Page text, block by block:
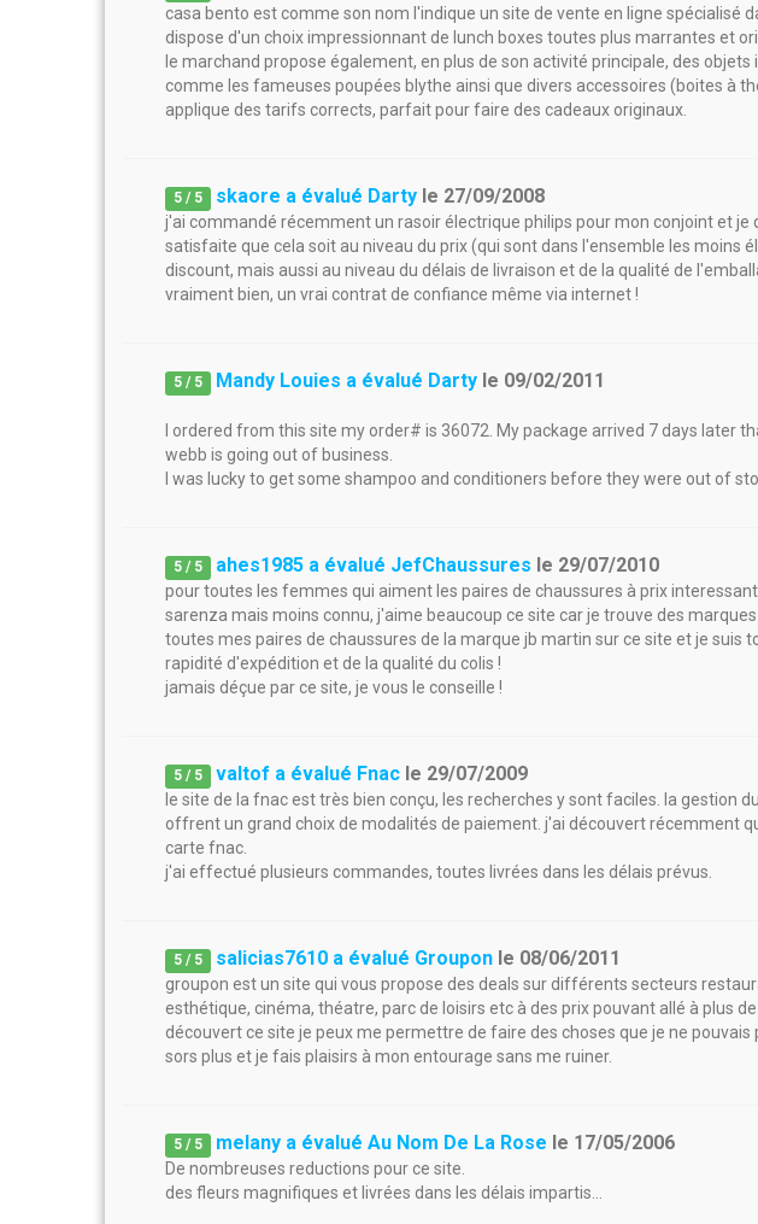
casa bento est comme son nom l'indique un site de vente en ligne spécialisé
dispose d'un choix impressionnant de lunch boxes toutes plus marrantes et
le marchand propose également, en plus de son activité principale, des objets
comme les fameuses poupées blythe ainsi que divers accessoires (boites à
applique des tarifs corrects, parfait pour faire des cadeaux originaux.
5 / 5 skaore a évalué Darty le 27/09/2008
j'ai commandé récemment un rasoir électrique philips pour mon conjoint et je
satisfaite que cela soit au niveau du prix (qui sont dans l'ensemble les moins
discount, mais aussi au niveau du délais de livraison et de la qualité de
vraiment bien, un vrai contrat de confiance même via internet !
5 / 5 Mandy Louies a évalué Darty le 09/02/2011
I ordered from this site my order# is 36072. My package arrived 7 days later
webb is going out of business.
I was lucky to get some shampoo and conditioners before they were out of
5 / 5 ahes1985 a évalué JefChaussures le 29/07/2010
pour toutes les femmes qui aiment les paires de chaussures à prix
sarenza mais moins connu, j'aime beaucoup ce site car je trouve des
toutes mes paires de chaussures de la marque jb martin sur ce site et je suis
rapidité d'expédition et de la qualité du colis !
jamais déçue par ce site, je vous le conseille !
5 / 5 valtof a évalué Fnac le 29/07/2009
le site de la fnac est très bien conçu, les recherches y sont faciles. la gestion
offrent un grand choix de modalités de paiement. j'ai découvert récemment
carte fnac.
j'ai effectué plusieurs commandes, toutes livrées dans les délais prévus.
5 / 5 salicias7610 a évalué Groupon le 08/06/2011
groupon est un site qui vous propose des deals sur différents secteurs
esthétique, cinéma, théatre, parc de loisirs etc à des prix pouvant allé à plus
découvert ce site je peux me permettre de faire des choses que je ne pouvais
sors plus et je fais plaisirs à mon entourage sans me ruiner.
5 / 5 melany a évalué Au Nom De La Rose le 17/05/2006
De nombreuses reductions pour ce site.
des fleurs magnifiques et livrées dans les délais impartis...